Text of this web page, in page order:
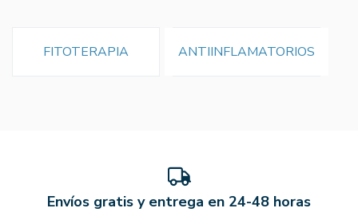
FITOTERAPIA ANTIINFLAMATORIOS
Envíos gratis y entrega en 24-48 horas